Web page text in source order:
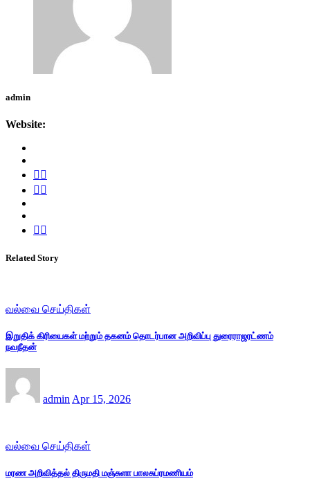
admin
Website:
Related Story
வல்வை செய்திகள்
இறுதிக் கிரியைகள் மற்றும் தகனம் தொடர்பான அறிவிப்பு துரைராஜரட்ணம்
நவநீதன்
admin Apr 15, 2026
வல்வை செய்திகள்
மரண அறிவித்தல் திருமதி மஞ்சுளா பாலசுப்ரமணியம்